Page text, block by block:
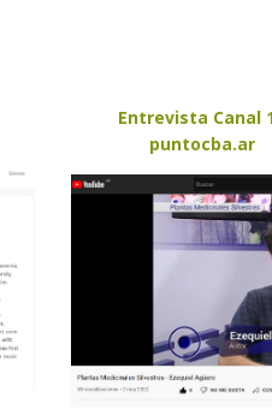
Entrevista Canal
puntocba.ar